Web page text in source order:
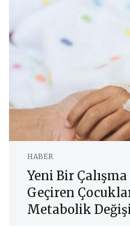
HABER
Yeni Bir
Geçiren
Metabolik